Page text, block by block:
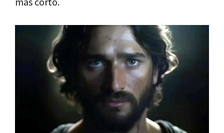
más corto.